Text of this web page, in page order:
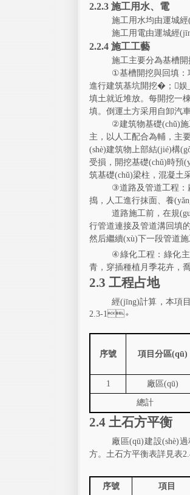
2.2.3 施工用水、電
施工用水均由運城
施工用電由運城經
2.2.4 施工工藝
施工主要分為基槽開挖
①基槽開挖與回填：
進行建筑基坑開挖�
填土就近堆放。每開挖
填。倒運土方采用自卸汽
②建筑物基礎(chǔ)
主，以人工配合為輔，
(shè)建筑物上部結(jié)構
受損，開挖基礎(chǔ)時預
筑基礎(chǔ)梁柱，混凝
③道路及管道工程：
搗，人工進行抹面、養
道路施工前，在
行管道連接及管道溝回填的施
然后繼續(xù)下一段管道施工
④綠化工程：綠化
青，穿插種植月季花卉
2.3 工程占地
經(jīng)計算，本
2.3-1。
序號 項目 分區(qū)
1 廠區(qū)
總計
2.4 土石方平衡
廠區(qū)建設(shè)
方。土石方平衡表詳見表
序號 項目